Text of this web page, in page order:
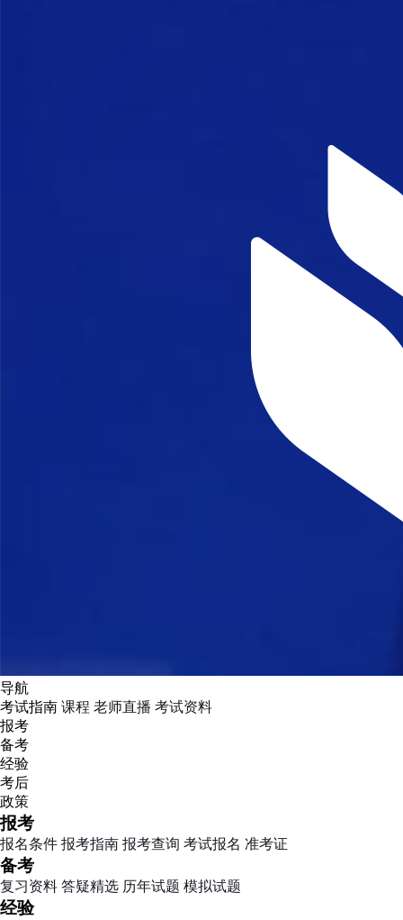
导航
考试指南 课程 老师直播 考试资料
报考
备考
经验
考后
政策
报考
报名条件 报考指南 报考查询 考试报名 准考证
备考
复习资料 答疑精选 历年试题 模拟试题
经验